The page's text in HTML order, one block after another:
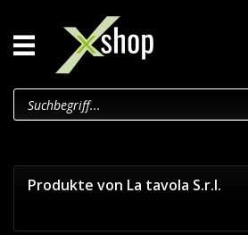
Produkte von La tavola S.r.l.